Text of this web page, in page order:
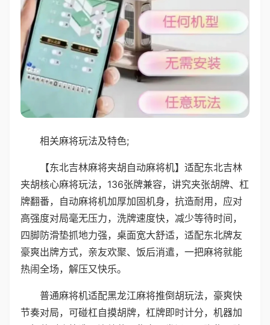
相关麻将玩法及特色;
【东北吉林麻将夹胡自动麻将机】适配东北吉林
夹胡核心麻将玩法，136张牌兼容，讲究夹张胡牌、杠
牌翻番，自动麻将机加厚加固机身，抗造耐用，应对
高强度对局毫无压力，洗牌速度快，减少等待时间，
四脚防滑垫抓地力强，桌面宽大舒适，适配东北牌友
豪爽出牌方式，亲友欢聚、饭后消遣，一把麻将就能
热闹全场，解压又快乐。
普通麻将机适配黑龙江麻将推倒胡玩法，豪爽快
节奏对局，可碰杠自摸胡牌，杠牌即时计分，机器加